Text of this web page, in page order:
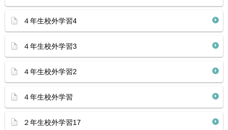
４年生校外学習4
４年生校外学習3
４年生校外学習2
４年生校外学習
２年生校外学習17